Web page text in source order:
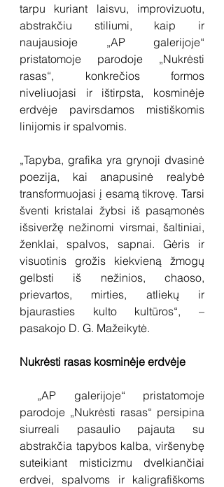
tarpu kuriant laisvu, improvizuotu,
abstrakčiu stiliumi, kaip ir
naujausioje „AP galerijoje“
pristatomoje parodoje „Nukrėsti
rasas“, konkrečios formos
niveliuojasi ir ištirpsta, kosminėje
erdvėje pavirsdamos mistiškomis
linijomis ir spalvomis.
„Tapyba, grafika yra grynoji dvasinė
poezija, kai anapusinė realybė
transformuojasi į esamą tikrovę. Tarsi
šventi kristalai žybsi iš pasąmonės
išsiveržę nežinomi virsmai, šaltiniai,
ženklai, spalvos, sapnai. Gėris ir
visuotinis grožis kiekvieną žmogų
gelbsti iš nežinios, chaoso,
prievartos, mirties, atliekų ir
bjaurasties kulto kultūros“, –
pasakojo D. G. Mažeikytė.
Nukrėsti rasas kosminėje erdvėje
parodoje „Nukrėsti rasas“ persipina
siurreali pasaulio pajauta su
abstrakčia tapybos kalba, viršenybę
suteikiant misticizmu dvelkiančiai
erdvei, spalvoms ir kaligrafiškoms